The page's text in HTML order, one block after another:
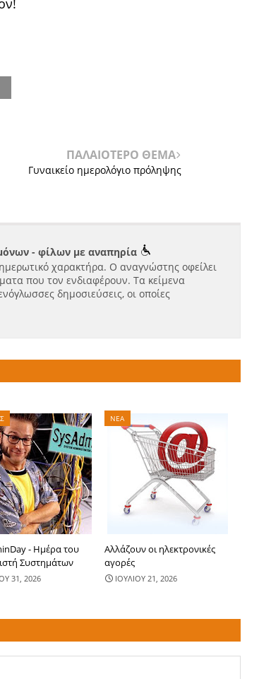
ΠΑΛΑΙΟΤΕΡΟ ΘΕΜΑ
Γυναικείο ημερολόγιο πρόληψης
- φίλων με αναπηρία
χαρακτήρα. Ο αναγνώστης οφείλει
που τον ενδιαφέρουν. Τα κείμενα
δημοσιεύσεις, οι οποίες
- Ημέρα του
Συστημάτων
31, 2026
ΝΕΑ
Αλλάζουν οι ηλεκτρονικές
αγορές
ΙΟΥΛΙΟΥ 21, 2026